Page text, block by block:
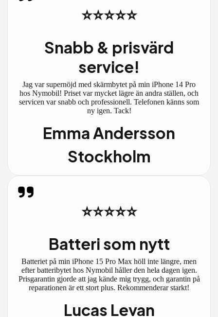
⭐⭐⭐⭐⭐
Snabb & prisvärd
service!
Jag var supernöjd med skärmbytet på min iPhone 14 Pro
hos Nymobil! Priset var mycket lägre än andra ställen, och
servicen var snabb och professionell. Telefonen känns som
ny igen. Tack!
Emma Andersson
Stockholm
⭐⭐⭐⭐⭐
Batteri som nytt
Batteriet på min iPhone 15 Pro Max höll inte längre, men
efter batteribytet hos Nymobil håller den hela dagen igen.
Prisgarantin gjorde att jag kände mig trygg, och garantin på
reparationen är ett stort plus. Rekommenderar starkt!
Lucas Levan